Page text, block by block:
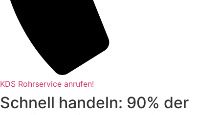
KDS Rohrservice anrufen!
Schnell handeln: 90% der